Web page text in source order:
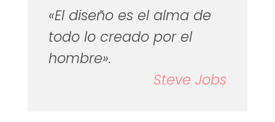
«El diseño es el alma de
todo lo creado por el
hombre».
Steve Jobs